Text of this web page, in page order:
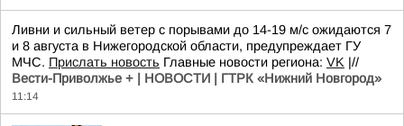
Ливни и сильный ветер с порывами до 14-19 м/с ожидаются 7
и 8 августа в Нижегородской области, предупреждает ГУ
МЧС. Прислать новость Главные новости региона: VK |//
Вести-Приволжье + | НОВОСТИ | ГТРК «Нижний Новгород»
11:14